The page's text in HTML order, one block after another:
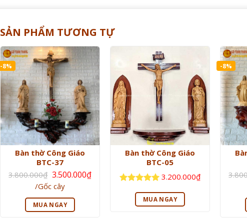
SẢN PHẨM TƯƠNG TỰ
-8%
Bàn thờ Công Giáo
BTC-37
3.800.000₫ Giá
gốc
là:
3.800.000₫.
3.500.000₫
Giá
hiện
tại
là:
3.500.000₫.
/Gốc cây
MUA NGAY
Bàn thờ Công Giáo
BTC-05
5
3.200.000₫
MUA NGAY
-8%